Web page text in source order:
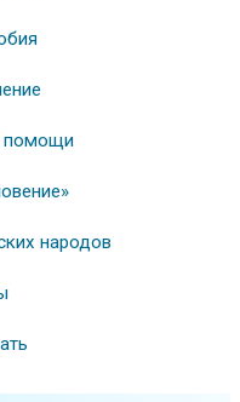
помощи
народов